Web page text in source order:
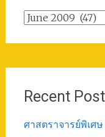
Total
Recent
ศาสตราจารย์พิเ